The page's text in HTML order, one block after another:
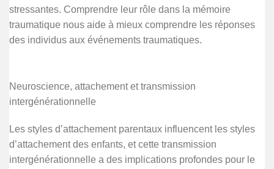
stressantes. Comprendre leur rôle dans la mémoire
traumatique nous aide à mieux comprendre les réponses
des individus aux événements traumatiques.
Neuroscience, attachement et transmission
intergénérationnelle
Les styles d’attachement parentaux influencent les styles
d’attachement des enfants, et cette transmission
intergénérationnelle a des implications profondes pour le